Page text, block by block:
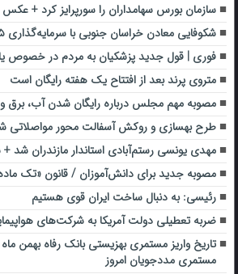
سازمان بورس سهامداران را سورپرایز کرد + عکس
شکوفایی معادن خراسان جنوبی با سرمایه‌گذاری ۵ هزار میلیارد ریالی
فوری | قول جدید پزشکیان به مردم در خصوص
متروی پرند بعد از افتتاح یک هفته رایگان است
مصوبه مهم مجلس درباره رایگان شدن آب، برق و
طرح بهسازی و روکش آسفالت محور مواصلاتی
مهدی یونسی رستم‌‌آبادی استاندار مازندران شد +
مصوبه جدید برای دانش‌آموزان / قانون «تک
رئیسی: به دنبال ساخت ایران قوی هستیم
ضربه تعطیلی دولت آمریکا به شرکت‌های
مستمری مددجویان امروز